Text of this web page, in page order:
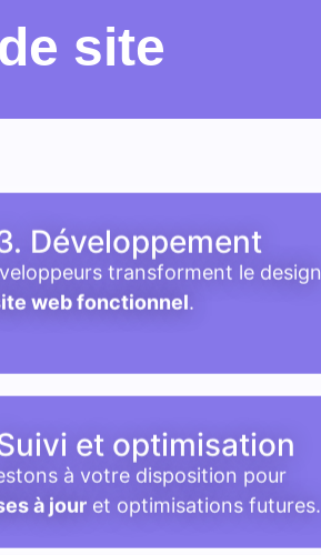
site
Développement
transforment le design
web fonctionnel
et optimisation
à votre disposition pour
à jouret optimisations futures.